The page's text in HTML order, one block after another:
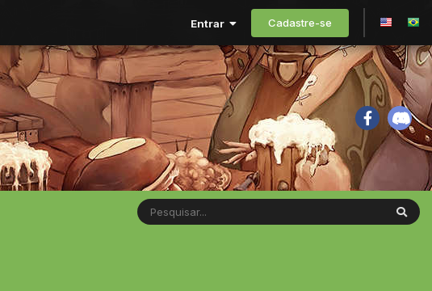
Entrar Cadastre-se